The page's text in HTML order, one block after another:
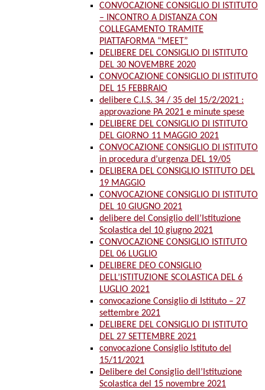
CONVOCAZIONE CONSIGLIO DI ISTITUTO
– INCONTRO A DISTANZA CON
COLLEGAMENTO TRAMITE
PIATTAFORMA “MEET”
DELIBERE DEL CONSIGLIO DI ISTITUTO
DEL 30 NOVEMBRE 2020
CONVOCAZIONE CONSIGLIO DI ISTITUTO
DEL 15 FEBBRAIO
delibere C.I.S. 34 / 35 del 15/2/2021 :
approvazione PA 2021 e minute spese
DELIBERE DEL CONSIGLIO DI ISTITUTO
DEL GIORNO 11 MAGGIO 2021
CONVOCAZIONE CONSIGLIO DI ISTITUTO
in procedura d’urgenza DEL 19/05
DELIBERA DEL CONSIGLIO ISTITUTO DEL
19 MAGGIO
CONVOCAZIONE CONSIGLIO DI ISTITUTO
DEL 10 GIUGNO 2021
delibere del Consiglio dell’Istituzione
Scolastica del 10 giugno 2021
CONVOCAZIONE CONSIGLIO ISTITUTO
DEL 06 LUGLIO
DELIBERE DEO CONSIGLIO
DELL’ISTITUZIONE SCOLASTICA DEL 6
LUGLIO 2021
convocazione Consiglio di Istituto – 27
settembre 2021
DELIBERE DEL CONSIGLIO DI ISTITUTO
DEL 27 SETTEMBRE 2021
convocazione Consiglio Istituto del
15/11/2021
Delibere del Consiglio dell’Istituzione
Scolastica del 15 novembre 2021